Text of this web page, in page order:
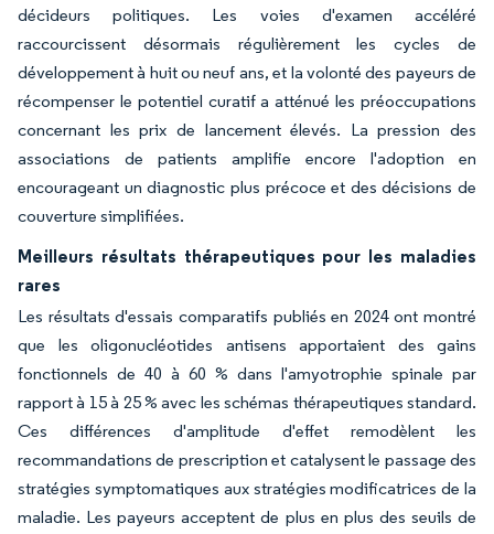
décideurs politiques. Les voies d'examen accéléré
raccourcissent désormais régulièrement les cycles de
développement à huit ou neuf ans, et la volonté des payeurs de
récompenser le potentiel curatif a atténué les préoccupations
concernant les prix de lancement élevés. La pression des
associations de patients amplifie encore l'adoption en
encourageant un diagnostic plus précoce et des décisions de
couverture simplifiées.
Meilleurs résultats thérapeutiques pour les maladies
rares
Les résultats d'essais comparatifs publiés en 2024 ont montré
que les oligonucléotides antisens apportaient des gains
fonctionnels de 40 à 60 % dans l'amyotrophie spinale par
rapport à 15 à 25 % avec les schémas thérapeutiques standard.
Ces différences d'amplitude d'effet remodèlent les
recommandations de prescription et catalysent le passage des
stratégies symptomatiques aux stratégies modificatrices de la
maladie. Les payeurs acceptent de plus en plus des seuils de